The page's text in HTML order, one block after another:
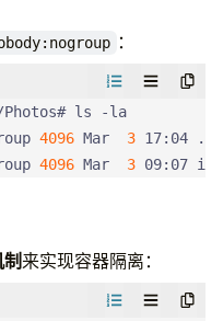
：
4096 Mar 3
4096 Mar 3 09:07
来实现容器隔离：